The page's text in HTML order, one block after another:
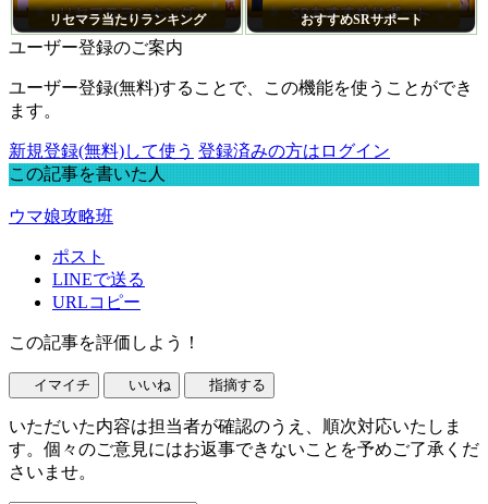
リセマラ当たりランキング おすすめSRサポート
ユーザー登録のご案内
ユーザー登録(無料)することで、この機能を使うことができ
ます。
新規登録(無料)して使う 登録済みの方はログイン
この記事を書いた人
ウマ娘攻略班
ポスト
LINEで送る
URLコピー
この記事を評価しよう！
イマイチ いいね 指摘する
いただいた内容は担当者が確認のうえ、順次対応いたしま
す。個々のご意見にはお返事できないことを予めご了承くだ
さいませ。